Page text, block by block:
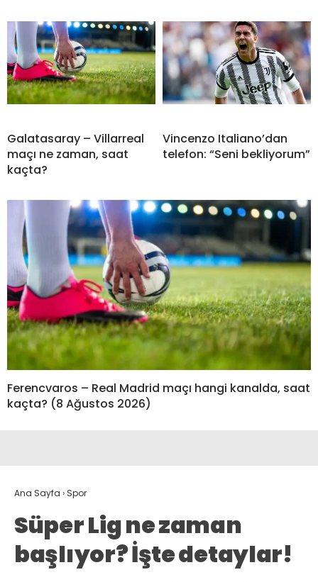
Galatasaray – Villarreal
maçı ne zaman, saat
kaçta?
Vincenzo Italiano’dan
telefon: “Seni bekliyorum”
Ferencvaros – Real Madrid maçı hangi kanalda, saat
kaçta? (8 Ağustos 2026)
Ana Sayfa › Spor
Süper Lig ne zaman
başlıyor? İşte detaylar!